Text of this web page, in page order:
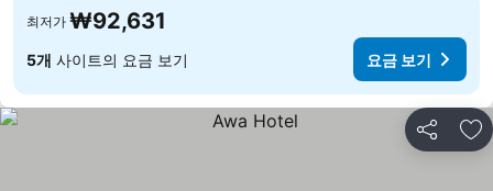
최저가 ₩92,631
5개 사이트의 요금 보기 요금 보기
공유 즐